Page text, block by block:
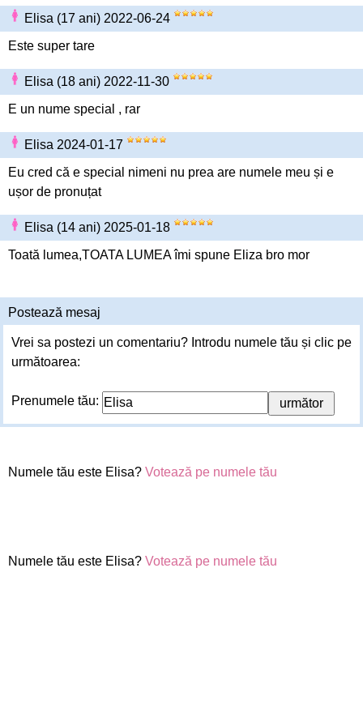
Elisa (17 ani) 2022-06-24
Este super tare
Elisa (18 ani) 2022-11-30
E un nume special , rar
Elisa 2024-01-17
Eu cred că e special nimeni nu prea are numele meu și e
ușor de pronuțat
Elisa (14 ani) 2025-01-18
Toată lumea,TOATA LUMEA îmi spune Eliza bro mor
Postează mesaj
Vrei sa postezi un comentariu? Introdu numele tău și clic pe
următoarea:
Prenumele tău:
Numele tău este Elisa? Votează pe numele tău
Numele tău este Elisa? Votează pe numele tău